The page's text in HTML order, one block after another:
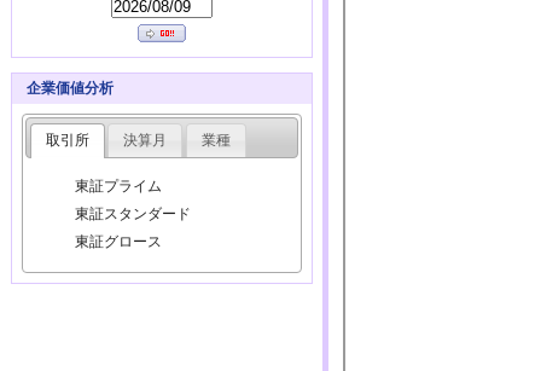
企業価値分析
取引所 決算月 業種
東証プライム
東証スタンダード
東証グロース